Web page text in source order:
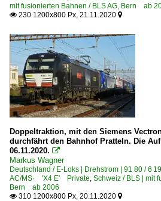
mit fusionierten Bahnen / BLS AG, Bern ab
 230 1200x800 Px, 21.11.2020 
Doppeltraktion, mit den Siemens
durchfährt den Bahnhof Pratteln. Die
06.11.2020. 
Markus Wagner
Deutschland / E-Loks | Drehstrom | 91 80 / 6
AC/MS· 'X4 E' Private, Schweiz / BLS | mit
Bern ab 2006
 310 1200x800 Px, 20.11.2020 